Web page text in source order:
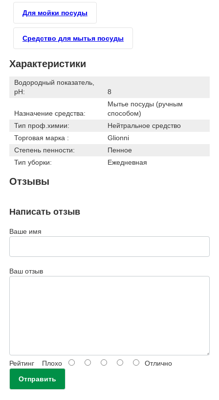
Для мойки посуды
Средство для мытья посуды
Характеристики
Водородный показатель,
pH:
8
Назначение средства:
Мытье посуды (ручным
способом)
Тип проф.химии:
Нейтральное средство
Торговая марка :
Glionni
Степень пенности:
Пенное
Тип уборки:
Ежедневная
Отзывы
Написать отзыв
Ваше имя
Ваш отзыв
РейтингПлохо
Отлично
Отправить